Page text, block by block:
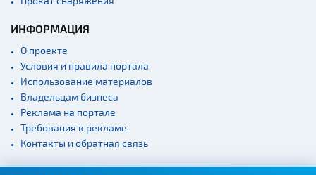
ИНФОРМАЦИЯ
О проекте
Условия и правила портала
Использование материалов
Владельцам бизнеса
Реклама на портале
Требования к рекламе
Контакты и обратная связь